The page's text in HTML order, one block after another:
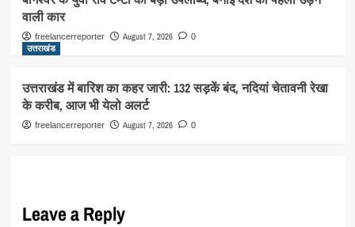
वाली कार
freelancerreporter August 7, 2026 0
उत्तराखंड
उत्तराखंड में बारिश का कहर जारी: 132 सड़कें बंद, नदियां चेतावनी रेखा
के करीब, आज भी येलो अलर्ट
freelancerreporter August 7, 2026 0
Leave a Reply